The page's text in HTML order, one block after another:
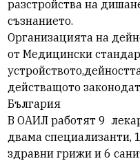
разстройства на
съзнанието.
Организацията на
от Медицински
действащото
България
В ОАИЛ работят 9
двама специализанти,
здравни грижи и 6